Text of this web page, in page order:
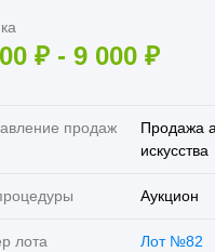
₽- 9 000 ₽
продаж
Продажа
искусства
Аукцион
лота Лот №82